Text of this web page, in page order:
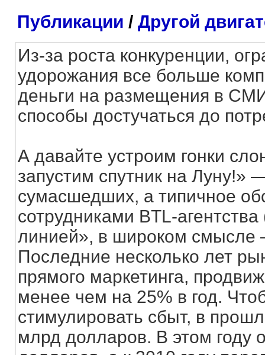
Публикации / Другой
Из-за роста конкуренции,
удорожания все больше
деньги на размещения в
способы достучаться до
А давайте устроим гонки
запустим спутник на Луну!»
сумасшедших, а типичное
сотрудниками BTL-
линией», в широком смысле
Последние несколько лет
прямого маркетинга,
менее чем на 25% в год.
стимулировать сбыт, в
млрд долларов. В этом году